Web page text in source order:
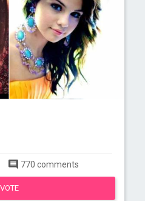
770 comments
VOTE